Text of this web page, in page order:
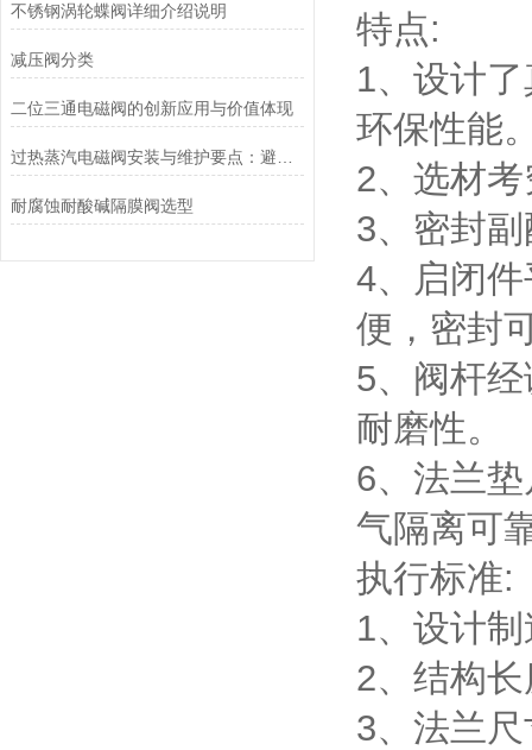
不锈钢涡轮蝶阀详细介绍说明
减压阀分类
二位三通电磁阀的创新应用与价值体现
耐腐蚀耐酸碱隔膜阀选型
特点:
1、设计
环保性能
2、选材
3、密封
4、启闭
便，密封
5、阀杆
耐磨性。
6、法兰
气隔离可
执行标准:
1、设计
2、结构
3、法兰